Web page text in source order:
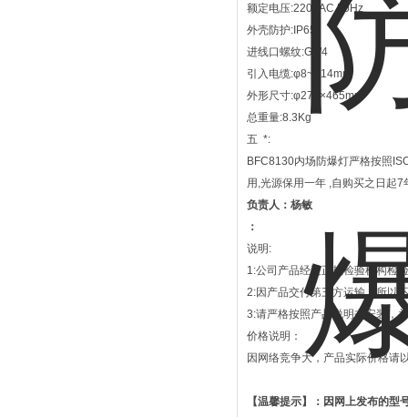
额定电压:220VAC 50Hz
外壳防护:IP65
进线口螺纹:G3/4
引入电缆:φ8~φ14mm
外形尺寸:φ272×465mm
总重量:8.3Kg
五 *:
BFC8130内场防爆灯严格按照
用,光源保用一年 ,自购买之日起
负责人：杨敏
：
说明:
1:公司产品经过正规检验机构检
2:因产品交付第三方运输，所以
3:请严格按照产品说明书安装，
价格说明：
因网络竞争大，产品实际价格请
【温馨提示】：因网上发布的